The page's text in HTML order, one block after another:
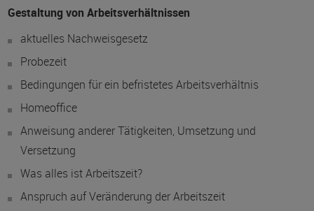
Gestaltung von Arbeitsverhältnissen
aktuelles Nachweisgesetz
Probezeit
Bedingungen für ein befristetes Arbeitsverhältnis
Homeoffice
Anweisung anderer Tätigkeiten, Umsetzung und
Versetzung
Was alles ist Arbeitszeit?
Anspruch auf Veränderung der Arbeitszeit